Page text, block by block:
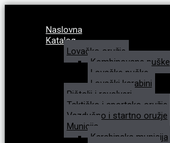
Naslovna
Katalog
Lovačko oružje
Kombinovane puške
Lovačke puške
Lovački karabini
Pištolji i revolveri
Taktičko i sportsko oružje
Vazdušno i startno oružje
Municija
Karabinska municija